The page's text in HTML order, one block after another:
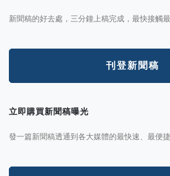
新聞稿的好去處，三分鐘上稿完成，最快接觸
刊登新聞稿
立即購買新聞稿曝光
發一篇新聞稿透通到各大媒體的最快速、最便